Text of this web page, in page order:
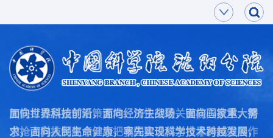
面向世界科技前沿，面向经济主战场，面向国家重大需
求，面向人民生命健康，率先实现科学技术跨越发展，
加快打造原始创新策源地，加快突破关键核心技术，努
力抢占科技制高点，为把我国建设成为世界科技强国作